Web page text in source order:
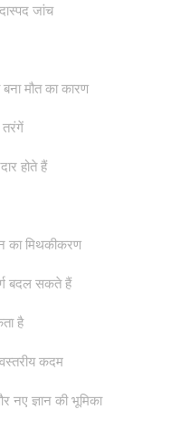
जांच
बना मौत का कारण
तरंगें
होते हैं
का मिथकीकरण
बदल सकते हैं
है
कदम
ज्ञान की भूमिका